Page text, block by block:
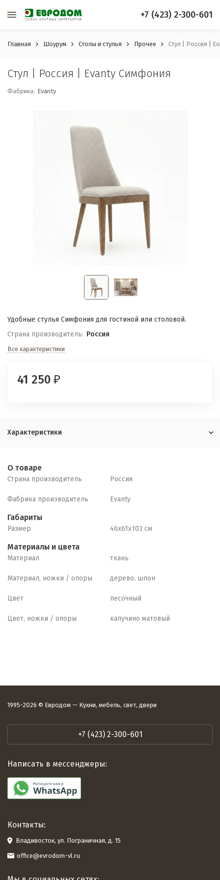
+7 (423) 2-300-601
Главная Шоурум Столы и стулья Прочее Стул | Россия |
Стул | Россия | Evanty Симфония
Фабрика: Evanty
Удобные стулья Симфония для гостиной или столовой.
Страна производитель: Россия
Все характеристики
41 250 ₽
Характеристики
О товаре
Страна производитель Россия
Фабрика производитель Evanty
Габариты
Размер 46х61х103 см
Материалы и цвета
Материал ткань
Материал, ножки / опоры дерево, шпон
Цвет песочный
Цвет, ножки / опоры капучино матовый
1995-2026 © Евродом — Кухни, мебель, свет, двери
+7 (423) 2-300-601
Написать в мессенджеры:
Контакты:
Владивосток, ул. Пограничная, д. 15
office@evrodom-vl.ru